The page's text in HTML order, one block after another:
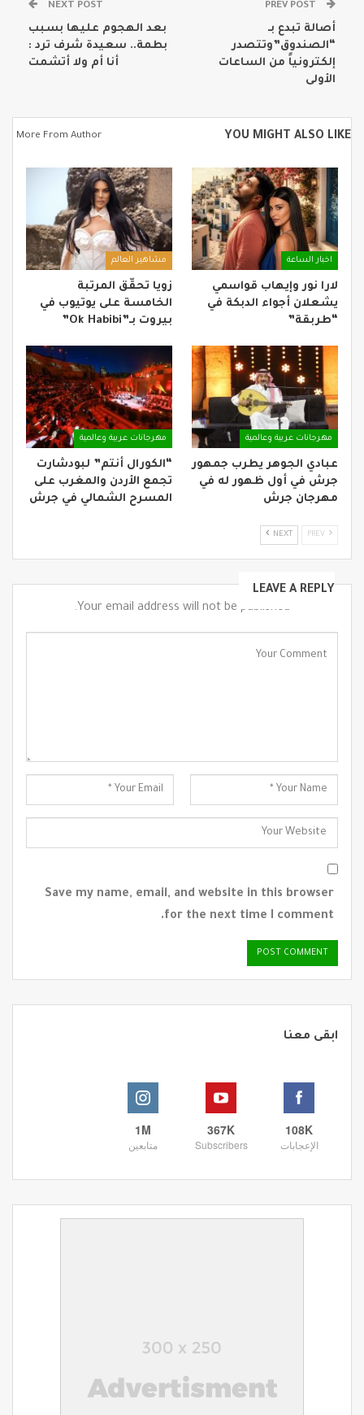
أصالة تبدع بـ
“الصندوق”وتتصدر
إلكترونياً من الساعات
الأولى
NEXT POST
بعد الهجوم عليها بسبب
بطمة.. سعيدة شرف ترد :
أنا أم ولا أتشمت
YOU MIGHT ALSO LIKE
More From Author
اخبار الساعة
لارا نور وإيهاب قواسمي
يشعلان أجواء الدبكة في
“طربقة”
مشاهير العالم
زويا تحقّق المرتبة
الخامسة على يوتيوب في
بيروت بـ”Ok Habibi”
مهرجانات عربية وعالمية
عبادي الجوهر يطرب جمهور
جرش في أول ظهور له في
مهرجان جرش
مهرجانات عربية وعالمية
“الكورال أنتم” لبودشارت
تجمع الأردن والمغرب على
المسرح الشمالي في جرش
NEXT
LEAVE A REPLY
Your email address will not be published.
Save my name, email, and website in this browser
for the next time I comment.
ابقى معنا
108K
الإعجابات
367K
Subscribers
1M
متابعين